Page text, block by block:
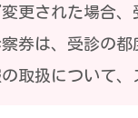
更された場合、
券は、受診の都
取扱について